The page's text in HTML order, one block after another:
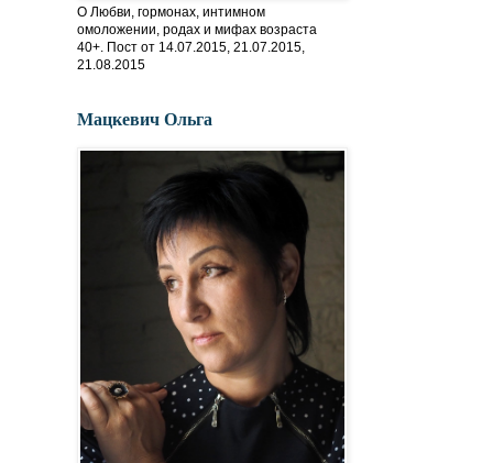
О Любви, гормонах, интимном
омоложении, родах и мифах возраста
40+. Пост от 14.07.2015, 21.07.2015,
21.08.2015
Мацкевич Ольга